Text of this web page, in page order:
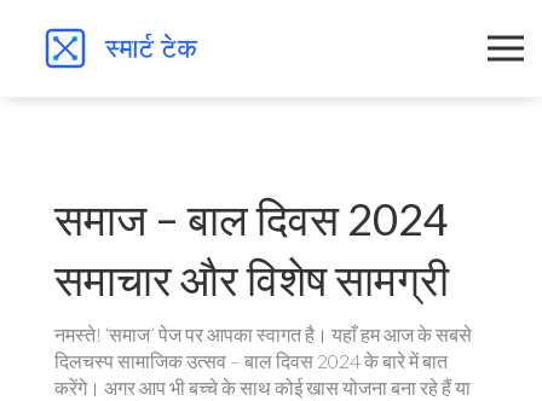
समाज – बाल दिवस 2024
समाचार और विशेष सामग्री
नमस्ते! ‘समाज’ पेज पर आपका स्वागत है। यहाँ हम आज के सबसे
दिलचस्प सामाजिक उत्सव – बाल दिवस 2024 के बारे में बात
करेंगे। अगर आप भी बच्चे के साथ कोई खास योजना बना रहे हैं या